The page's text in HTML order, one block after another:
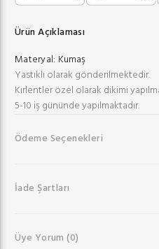
Ürün Açıklaması
Materyal: Kumaş
Yastıklı olarak gönderilmektedir.
Kırlentler özel olarak dikimi
5-10 iş gününde yapılmaktadır.
Ödeme Seçenekleri
İade Şartları
Üye Yorum(0)